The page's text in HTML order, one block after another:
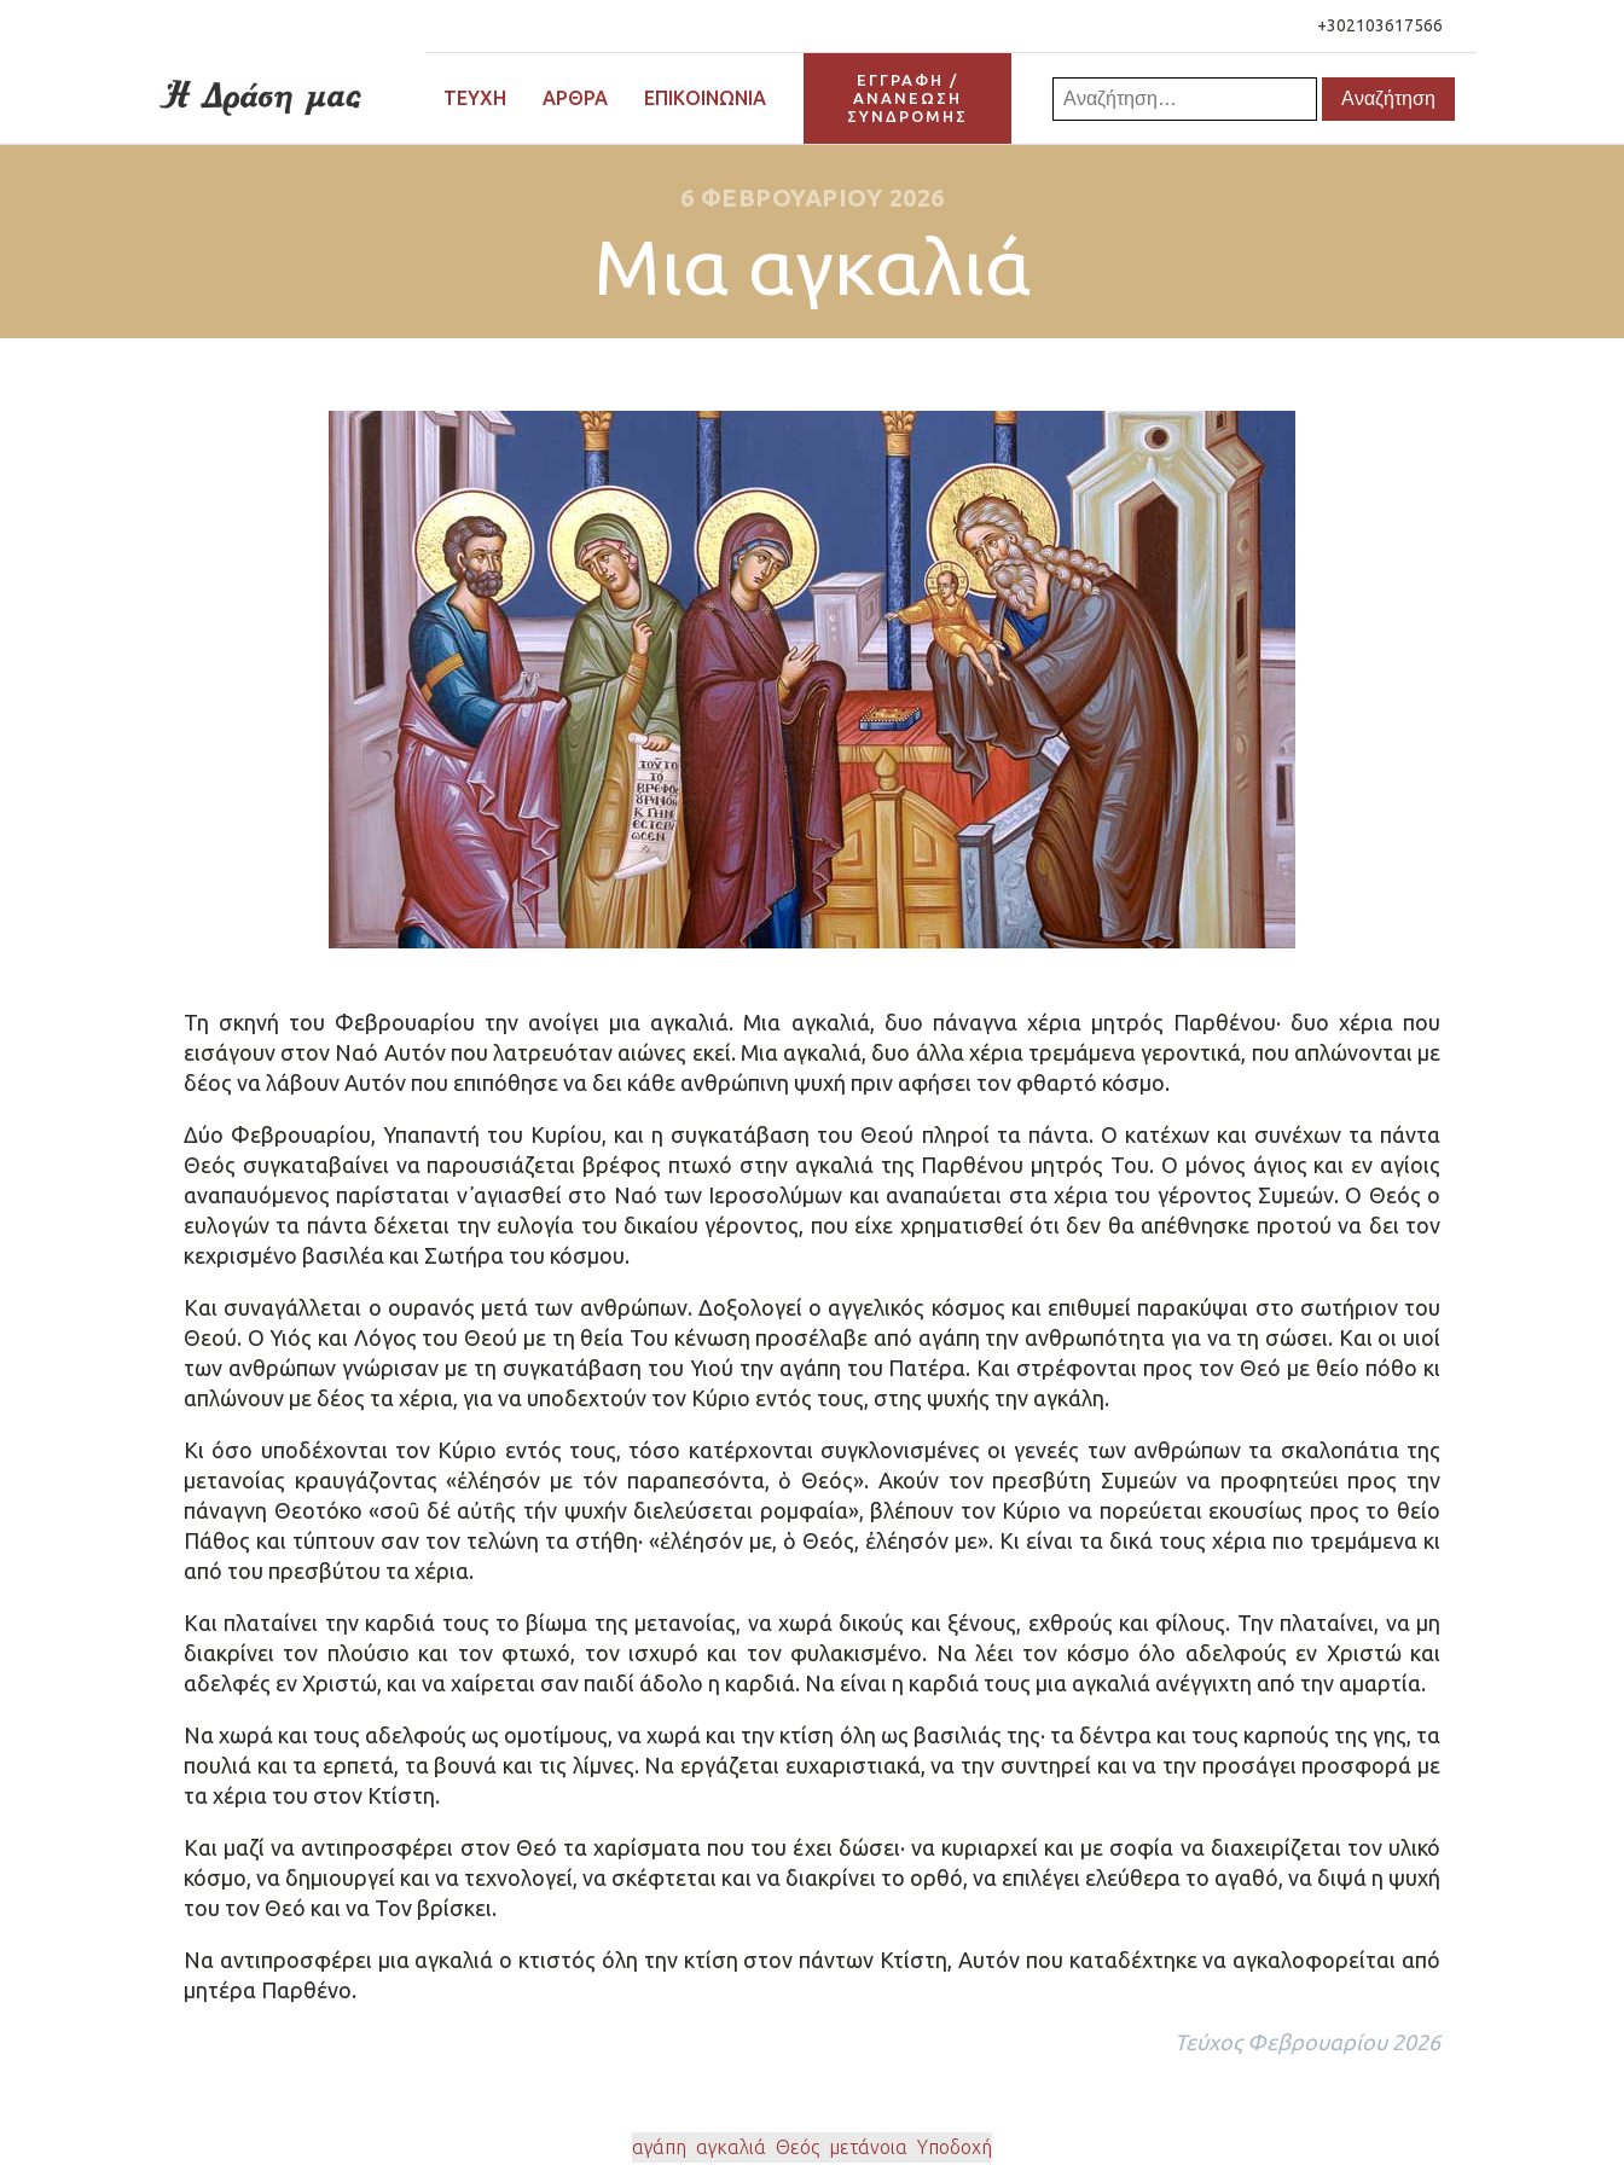
+302103617566
ΤΕΎΧΗ ΆΡΘΡΑ ΕΠΙΚΟΙΝΩΝΊΑ
ΕΓΓΡΑΦΗ /
ΑΝΑΝΕΩΣΗ
ΣΥΝΔΡΟΜΗΣ
Αναζήτηση
για:
6 ΦΕΒΡΟΥΑΡΊΟΥ 2026
Μια αγκαλιά
Τη σκηνή του Φεβρουαρίου την ανοίγει μια αγκαλιά. Μια αγκαλιά, δυο πάναγνα χέρια μητρός Παρθένου· δυο χέρια που
εισάγουν στον Ναό Αυτόν που λατρευόταν αιώνες εκεί. Μια αγκαλιά, δυο άλλα χέρια τρεμάμενα γεροντικά, που απλώνονται με
δέος να λάβουν Αυτόν που επιπόθησε να δει κάθε ανθρώπινη ψυχή πριν αφήσει τον φθαρτό κόσμο.
Δύο Φεβρουαρίου, Υπαπαντή του Κυρίου, και η συγκατάβαση του Θεού πληροί τα πάντα. Ο κατέχων και συνέχων τα πάντα
Θεός συγκαταβαίνει να παρουσιάζεται βρέφος πτωχό στην αγκαλιά της Παρθένου μητρός Του. Ο μόνος άγιος και εν αγίοις
αναπαυόμενος παρίσταται ν᾿ αγιασθεί στο Ναό των Ιεροσολύμων και αναπαύεται στα χέρια του γέροντος Συμεών. Ο Θεός ο
ευλογών τα πάντα δέχεται την ευλογία του δικαίου γέροντος, που είχε χρηματισθεί ότι δεν θα απέθνησκε προτού να δει τον
κεχρισμένο βασιλέα και Σωτήρα του κόσμου.
Και συναγάλλεται ο ουρανός μετά των ανθρώπων. Δοξολογεί ο αγγελικός κόσμος και επιθυμεί παρακύψαι στο σωτήριον του
Θεού. Ο Υιός και Λόγος του Θεού με τη θεία Του κένωση προσέλαβε από αγάπη την ανθρωπότητα για να τη σώσει. Και οι υιοί
των ανθρώπων γνώρισαν με τη συγκατάβαση του Υιού την αγάπη του Πατέρα. Και στρέφονται προς τον Θεό με θείο πόθο κι
απλώνουν με δέος τα χέρια, για να υποδεχτούν τον Κύριο εντός τους, στης ψυχής την αγκάλη.
Κι όσο υποδέχονται τον Κύριο εντός τους, τόσο κατέρχονται συγκλονισμένες οι γενεές των ανθρώπων τα σκαλοπάτια της
μετανοίας κραυγάζοντας «ἐλέησόν με τόν παραπεσόντα, ὁ Θεός». Ακούν τον πρεσβύτη Συμεών να προφητεύει προς την
πάναγνη Θεοτόκο «σοῦ δέ αὐτῆς τήν ψυχήν διελεύσεται ρομφαία», βλέπουν τον Κύριο να πορεύεται εκουσίως προς το θείο
Πάθος και τύπτουν σαν τον τελώνη τα στήθη· «ἐλέησόν με, ὁ Θεός, ἐλέησόν με». Κι είναι τα δικά τους χέρια πιο τρεμάμενα κι
από του πρεσβύτου τα χέρια.
Και πλαταίνει την καρδιά τους το βίωμα της μετανοίας, να χωρά δικούς και ξένους, εχθρούς και φίλους. Την πλαταίνει, να μη
διακρίνει τον πλούσιο και τον φτωχό, τον ισχυρό και τον φυλακισμένο. Να λέει τον κόσμο όλο αδελφούς εν Χριστώ και
αδελφές εν Χριστώ, και να χαίρεται σαν παιδί άδολο η καρδιά. Να είναι η καρδιά τους μια αγκαλιά ανέγγιχτη από την αμαρτία.
Να χωρά και τους αδελφούς ως ομοτίμους, να χωρά και την κτίση όλη ως βασιλιάς της· τα δέντρα και τους καρπούς της γης, τα
πουλιά και τα ερπετά, τα βουνά και τις λίμνες. Να εργάζεται ευχαριστιακά, να την συντηρεί και να την προσάγει προσφορά με
τα χέρια του στον Κτίστη.
Και μαζί να αντιπροσφέρει στον Θεό τα χαρίσματα που του έχει δώσει· να κυριαρχεί και με σοφία να διαχειρίζεται τον υλικό
κόσμο, να δημιουργεί και να τεχνολογεί, να σκέφτεται και να διακρίνει το ορθό, να επιλέγει ελεύθερα το αγαθό, να διψά η ψυχή
του τον Θεό και να Τον βρίσκει.
Να αντιπροσφέρει μια αγκαλιά ο κτιστός όλη την κτίση στον πάντων Κτίστη, Αυτόν που καταδέχτηκε να αγκαλοφορείται από
μητέρα Παρθένο.
Τεύχος Φεβρουαρίου 2026
αγάπη αγκαλιά Θεός μετάνοια Υποδοχή